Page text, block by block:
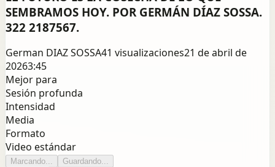
SEMBRAMOS HOY. POR GERMÁN DÍAZ SOSSA.
322 2187567.
German DIAZ SOSSA41 visualizaciones21 de abril de
20263:45
Mejor para
Sesión profunda
Intensidad
Media
Formato
Video estándar
Marcando... Guardando...